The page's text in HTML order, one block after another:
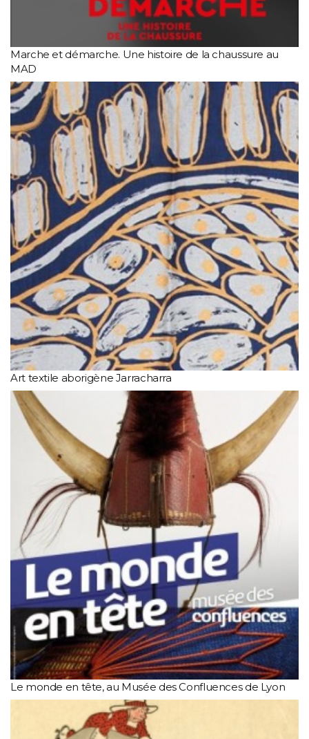
Marche et démarche. Une histoire de la chaussure au
MAD
Art textile aborigène Jarracharra
Le monde en tête, au Musée des Confluences de Lyon